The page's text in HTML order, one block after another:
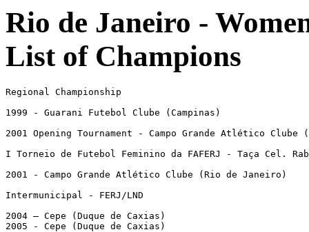
Rio de Janeiro -
List of Champions
Regional Championship
1999 - Guarani Futebol Clube (Campinas)
2001 Opening Tournament - Campo Grande Atlético
I Torneio de Futebol Feminino da FAFERJ - Taça Cel.
2001 - Campo Grande Atlético Clube (Rio de Janeiro)
Intermunicipal - FERJ/LND
2004 – Cepe (Duque de Caxias)
2005 - Cepe (Duque de Caxias)